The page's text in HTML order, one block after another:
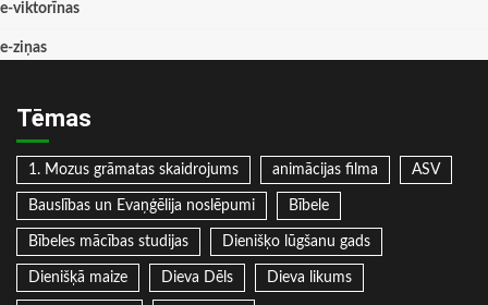
e-viktorīnas
e-ziņas
Tēmas
1. Mozus grāmatas skaidrojums animācijas filma ASV
Bauslības un Evaņģēlija noslēpumi Bībele
Bībeles mācības studijas Dienišķo lūgšanu gads
Dienišķā maize Dieva Dēls Dieva likums